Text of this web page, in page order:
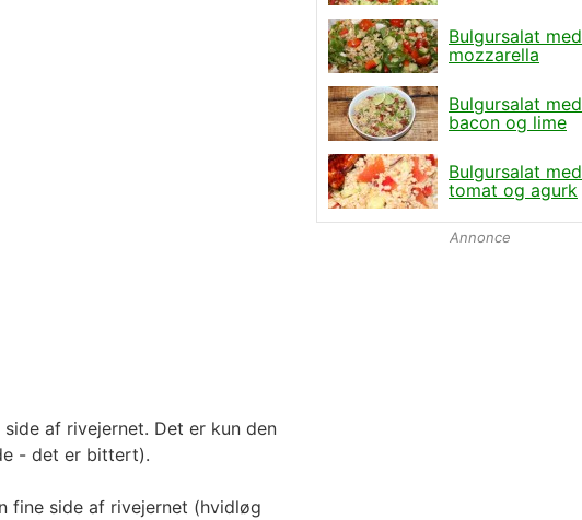
af rivejernet. Det er kun den
- det er bittert).
fine side af rivejernet (hvidløg
Bulgursalat med
mozzarella
Bulgursalat med
bacon og lime
Bulgursalat med
tomat og agurk
Annonce